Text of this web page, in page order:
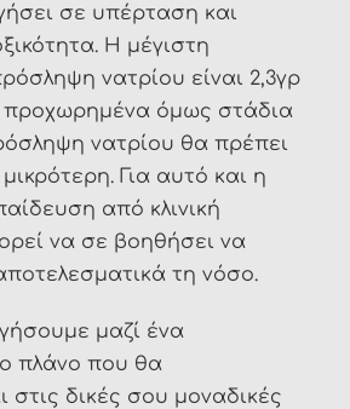
σε υπέρταση και
Η μέγιστη
νατρίου είναι 2,3γρ
προχωρημένα όμως στάδια
νατρίου θα πρέπει
Για αυτό και η
από κλινική
να σε βοηθήσει να
τη νόσο.
μαζί ένα
πλάνο που θα
στις δικές σου μοναδικές